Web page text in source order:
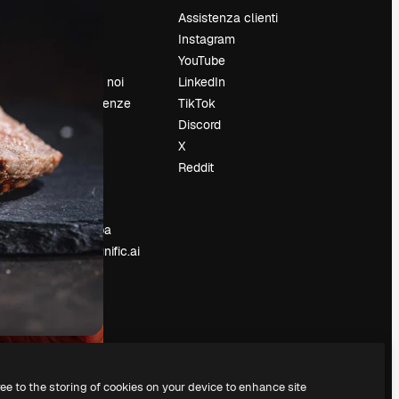
Lavora con noi
Cerca tendenze
Blog
Eventi
Slidesgo
Vendi i tuoi
contenuti
Sala stampa
Cerchi magnific.ai
Assistenza clienti
Instagram
YouTube
LinkedIn
TikTok
Discord
X
Reddit
to the storing of cookies on your device to enhance site